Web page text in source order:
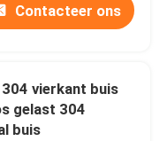
Contacteer ons
vierkant buis
gelast 304
buis